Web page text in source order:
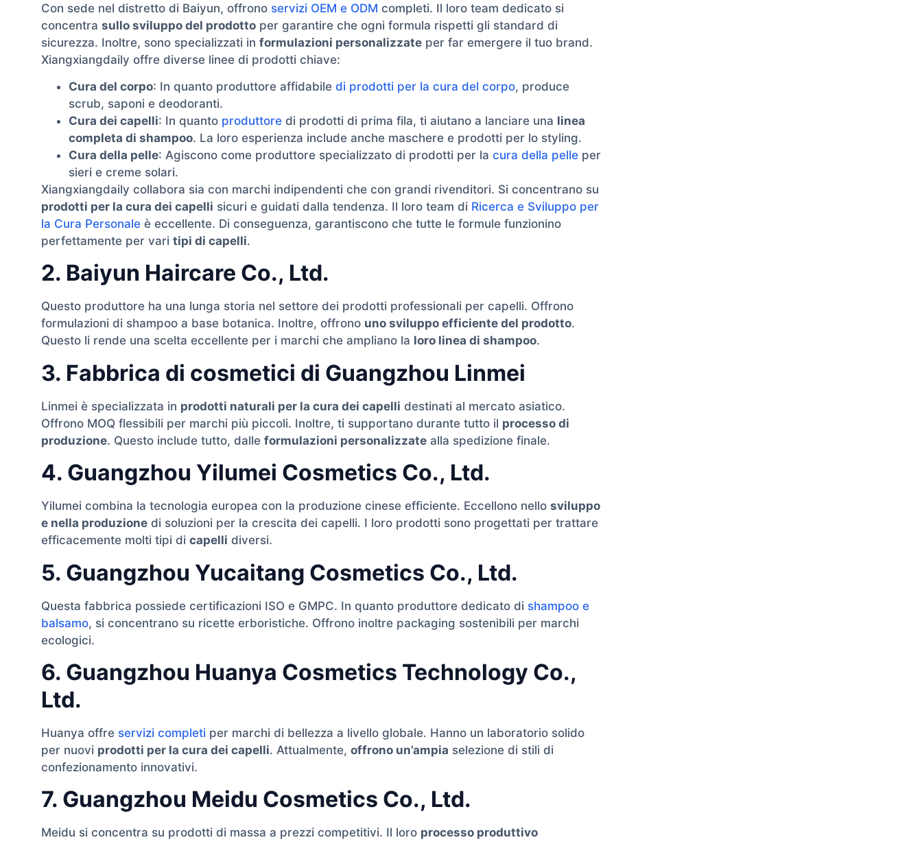
Con sede nel distretto di Baiyun, offrono servizi OEM e ODM completi. Il loro team dedicato si
concentra sullo sviluppo del prodotto per garantire che ogni formula rispetti gli standard di
sicurezza. Inoltre, sono specializzati in formulazioni personalizzate per far emergere il tuo brand.
Xiangxiangdaily offre diverse linee di prodotti chiave:
Cura del corpo: In quanto produttore affidabile di prodotti per la cura del corpo, produce
scrub, saponi e deodoranti.
Cura dei capelli: In quanto produttore di prodotti di prima fila, ti aiutano a lanciare una linea
completa di shampoo. La loro esperienza include anche maschere e prodotti per lo styling.
Cura della pelle: Agiscono come produttore specializzato di prodotti per la cura della pelle per
sieri e creme solari.
Xiangxiangdaily collabora sia con marchi indipendenti che con grandi rivenditori. Si concentrano su
prodotti per la cura dei capelli sicuri e guidati dalla tendenza. Il loro team di Ricerca e Sviluppo per
la Cura Personale è eccellente. Di conseguenza, garantiscono che tutte le formule funzionino
perfettamente per vari tipi di capelli.
2. Baiyun Haircare Co., Ltd.
Questo produttore ha una lunga storia nel settore dei prodotti professionali per capelli. Offrono
formulazioni di shampoo a base botanica. Inoltre, offrono uno sviluppo efficiente del prodotto.
Questo li rende una scelta eccellente per i marchi che ampliano la loro linea di shampoo.
3. Fabbrica di cosmetici di Guangzhou Linmei
Linmei è specializzata in prodotti naturali per la cura dei capelli destinati al mercato asiatico.
Offrono MOQ flessibili per marchi più piccoli. Inoltre, ti supportano durante tutto il processo di
produzione. Questo include tutto, dalle formulazioni personalizzate alla spedizione finale.
4. Guangzhou Yilumei Cosmetics Co., Ltd.
Yilumei combina la tecnologia europea con la produzione cinese efficiente. Eccellono nello sviluppo
e nella produzione di soluzioni per la crescita dei capelli. I loro prodotti sono progettati per trattare
efficacemente molti tipi di capelli diversi.
5. Guangzhou Yucaitang Cosmetics Co., Ltd.
Questa fabbrica possiede certificazioni ISO e GMPC. In quanto produttore dedicato di shampoo e
balsamo, si concentrano su ricette erboristiche. Offrono inoltre packaging sostenibili per marchi
ecologici.
6. Guangzhou Huanya Cosmetics Technology Co.,
Ltd.
Huanya offre servizi completi per marchi di bellezza a livello globale. Hanno un laboratorio solido
per nuovi prodotti per la cura dei capelli. Attualmente, offrono un’ampia selezione di stili di
confezionamento innovativi.
7. Guangzhou Meidu Cosmetics Co., Ltd.
Meidu si concentra su prodotti di massa a prezzi competitivi. Il loro processo produttivo